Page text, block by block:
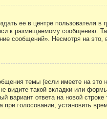
ее в центре пользователя
к размещаемому сообщению.
сообщений». Несмотря на
темы (если имеете на
видите такой вкладки или
вариант ответа на новой
голосовании, установить